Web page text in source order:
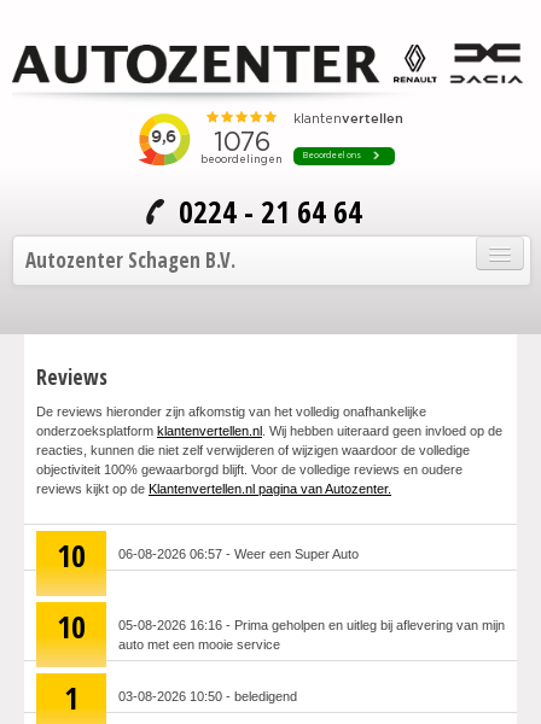
0224 - 21 64 64
Autozenter Schagen B.V.
Home
Service en onderhoud
Over Autozenter
Reviews
De reviews hieronder zijn afkomstig van het volledig onafhankelijke
onderzoeksplatform klantenvertellen.nl . Wij hebben uiteraard geen invloed op de
reacties, kunnen die niet zelf verwijderen of wijzigen waardoor de volledige
objectiviteit 100% gewaarborgd blijft. Voor de volledige reviews en oudere
reviews kijkt op de Klantenvertellen.nl pagina van Autozenter.
10 06-08-2026 06:57 - Weer een Super Auto
10
05-08-2026 16:16 - Prima geholpen en uitleg bij aflevering van mijn
auto met een mooie service
1 03-08-2026 10:50 - beledigend